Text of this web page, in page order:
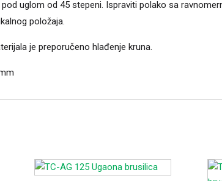
uglom od 45 stepeni. Ispraviti polako sa
položaja.
je preporučeno hlađenje kruna.